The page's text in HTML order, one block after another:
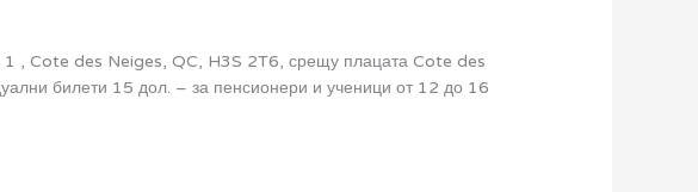
des Neiges, QC, H3S 2T6, срещу плацата Cote des
билети 15 дол. – за пенсионери и ученици от 12 до 16